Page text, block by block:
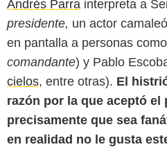
Andrés Parra interpreta a
presidente, un actor
en pantalla a personas
comandante) y Pablo
cielos, entre otras). El
razón por la que aceptó el
precisamente que sea
en realidad no le gusta